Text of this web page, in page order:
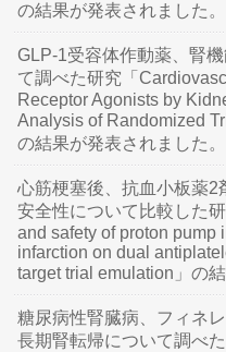
の結果が発表されました。
GLP-1受容体作動薬、腎
て調べた研究「
Receptor Agonists by
Analysis of Randomized
の結果が発表されました。
心筋梗塞後、抗血小板薬2
安全性について比較した
and safety of proton pump
infarction on dual
target trial emulation」の
糖尿病性腎臓病、フィネ
長期腎転帰について調べ